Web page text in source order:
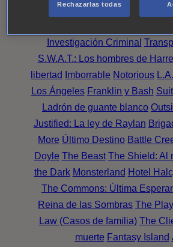
Cazando al Coleccionista de
Investigación Criminal
S.W.A.T.: Los hombres de
libertad
Imborrable Notorious
Los Ángeles Franklin y Bash
Ladrón de guante blanco
Justified: La ley de Raylan
More Último Destino Battle
Doyle The Beast The Shield: Al
the Dark Monsterland Hotel
The Commons: Última
Reina de las Sombras The
Law (Casos de familia) The
muerte Fantasy Island
Rechazarlas todas